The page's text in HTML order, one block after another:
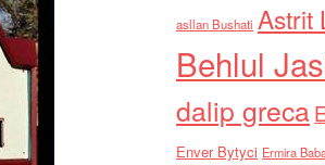
asllan Bushati Astrit
Behlul
dalip greca
Enver Bytyci Ermira